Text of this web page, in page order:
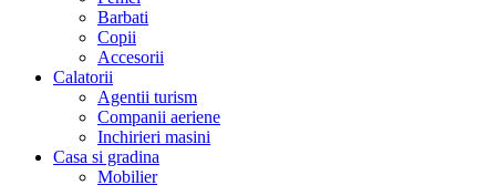
Barbati
Copii
Accesorii
Calatorii
Agentii turism
Companii aeriene
Inchirieri masini
Casa si gradina
Mobilier